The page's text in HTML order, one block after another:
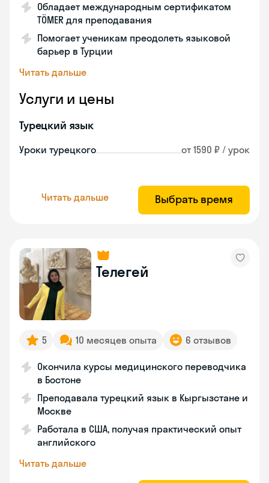
Обладает международным сертификатом
TÖMER для преподавания
Помогает ученикам преодолеть языковой
барьер в Турции
Читать дальше
Услуги и цены
Турецкий язык
Уроки турецкого от 1590 ₽ / урок
Читать дальше Выбрать время
Телегей
5 10 месяцев опыта 6 отзывов
Окончила курсы медицинского переводчика
в Бостоне
Преподавала турецкий язык в Кыргызстане и
Москве
Работала в США, получая практический опыт
английского
Читать дальше